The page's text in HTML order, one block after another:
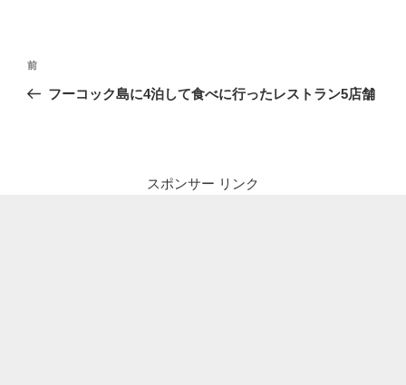
投
前
の
前
フーコック島に4泊して食べに行ったレストラン5店舗
スポンサー リンク